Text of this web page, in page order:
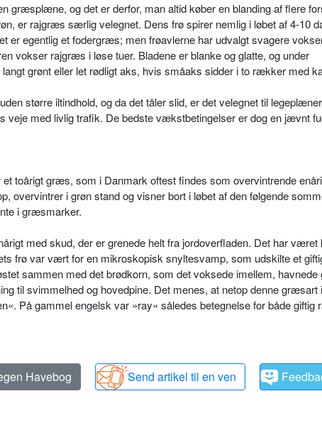
græsplæne, og det er derfor, man altid køber en blanding af flere
er rajgræs særlig velegnet. Dens frø spirer nemlig i løbet af 4-10
er egentlig et fodergræs; men frøavlerne har udvalgt svagere
vokser rajgræs i løse tuer. Bladene er blanke og glatte, og under
grønt eller let rødligt aks, hvis småaks sidder i to rækker med
større iltindhold, og da det tåler slid, er det velegnet til
veje med livlig trafik. De bedste vækstbetingelser er dog en jævnt
toårigt græs, som i Danmark oftest findes som overvin­trende
overvintrer i grøn stand og visner bort i løbet af den følgende
i græsmarker.
med skud, der er grenede helt fra jordoverfladen. Det har været
frø var vært for en mikro­skopisk snyltesvamp, som udskilte et
sammen med det brød­korn, som det voksede imellem, hav­nede
til svimmelhed og hovedpine. Det menes, at netop denne græsart i
På gammel engelsk var »ray« således betegnelse for både giftig
Havebog Send artikel til en ven